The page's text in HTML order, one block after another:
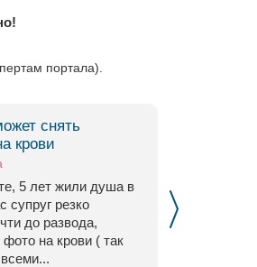
портала).
снять
крови
5 лет жили душа в
супруг резко
до развода,
фото на крови ( так